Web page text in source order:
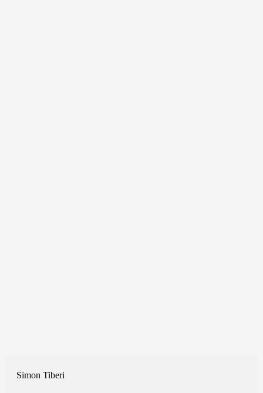
Simon Tiberi